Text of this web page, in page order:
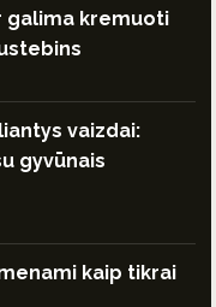
galima kremuoti
vaizdai:
gyvūnais
kaip tikrai